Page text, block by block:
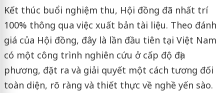
Kết thúc buổi nghiệm thu, Hội đồng đã nhất trí
100% thông qua việc xuất bản tài liệu. Theo đánh
giá của Hội đồng, đây là lần đầu tiên tại Việt Nam
có một công trình nghiên cứu ở cấp độ địa
phương, đặt ra và giải quyết một cách tương đối
toàn diện, rõ ràng và thiết thực về nghề yến sào.